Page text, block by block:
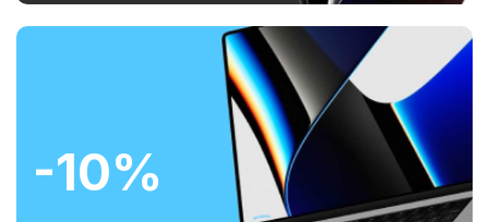
-10%